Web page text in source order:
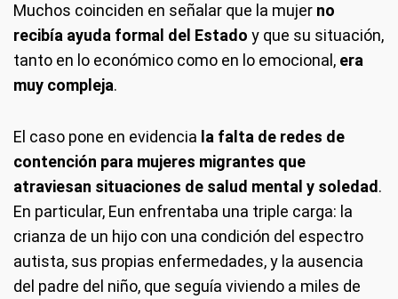
Muchos coinciden en señalar que la mujer no
recibía ayuda formal del Estado y que su situación,
tanto en lo económico como en lo emocional, era
muy compleja.
El caso pone en evidencia la falta de redes de
contención para mujeres migrantes que
atraviesan situaciones de salud mental y soledad .
En particular, Eun enfrentaba una triple carga: la
crianza de un hijo con una condición del espectro
autista, sus propias enfermedades, y la ausencia
del padre del niño, que seguía viviendo a miles de